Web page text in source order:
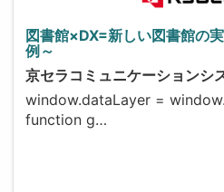
図書館×DX=新しい図書館の
例～
京セラコミュニケーションシ
window.dataLayer =
function g…